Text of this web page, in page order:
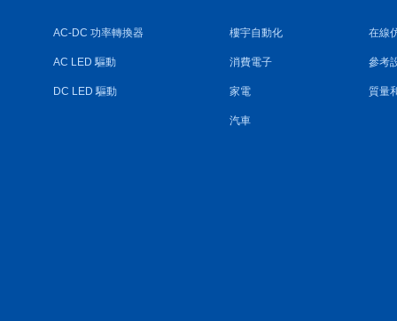
AC-DC 功率轉換器
AC LED 驅動
DC LED 驅動
樓宇自動化
消費電子
家電
汽車
在線
參考
質量